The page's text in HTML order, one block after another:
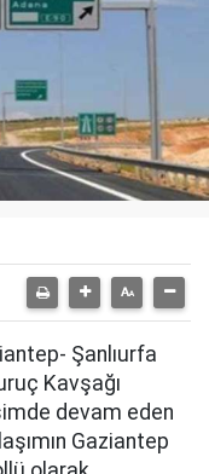
Şanlıurfa
Kavşağı
devam eden
Gaziantep